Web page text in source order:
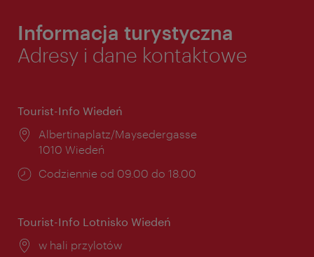
Informacja turystyczna
Adresy i dane kontaktowe
Tourist-Info Wiedeń
Miejsce:
Albertinaplatz/Maysedergasse
1010 Wiedeń
Godziny
Codziennie od 09.00 do 18.00
Tourist-Info Lotnisko Wiedeń
Miejsce:
w hali przylotów